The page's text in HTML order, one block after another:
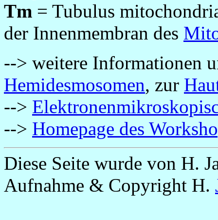
Tm = Tubulus
der Innenmembran des
--> weitere Informationen
Hemidesmosomen, zur
-->
--> Homepage des
Diese Seite wurde von H.
Aufnahme & Copyright H.